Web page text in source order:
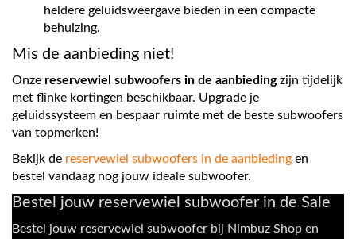
heldere geluidsweergave bieden in een compacte
behuizing.
Mis de aanbieding niet!
Onze reservewiel subwoofers in de aanbiedingzijn tijdelijk
met flinke kortingen beschikbaar. Upgrade je
geluidssysteem en bespaar ruimte met de beste subwoofers
van topmerken!
Bekijk de reservewiel subwoofers in de aanbieding en
bestel vandaag nog jouw ideale subwoofer.
Bestel jouw reservewiel subwoofer in de Sale
Bestel jouw reservewiel subwoofer bij Nimbuz Shop en